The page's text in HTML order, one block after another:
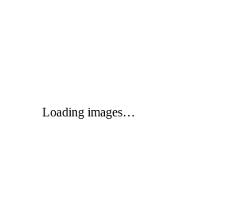
Loading images…